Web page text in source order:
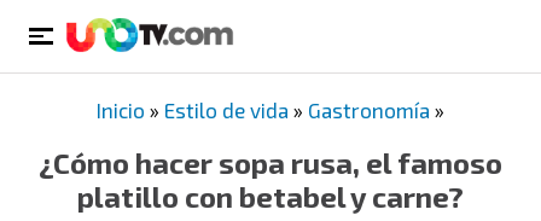
Inicio » Estilo de vida » Gastronomía »
¿Cómo hacer sopa rusa, el famoso
platillo con betabel y carne?